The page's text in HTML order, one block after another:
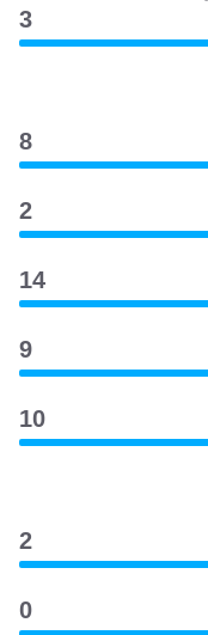
3
8
2
14
9
10
2
0